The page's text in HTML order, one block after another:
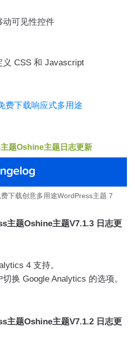
动可见性控件
义 CSS 和 Javascript
费下载响应式多用途
题Oshine主题日志更新
下载创意多用途WordPress主题 7
题Oshine主题V7.1.3 日志更
4 支持。
换 Google Analytics 的选项。
题Oshine主题V7.1.2 日志更